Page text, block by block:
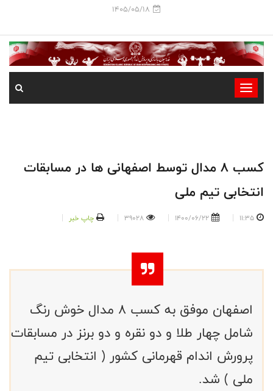
1405/05/18
-
-
-
کسب 8 مدال توسط اصفهانی ها در مسابقات
انتخابی تیم ملی
11:35
1400/06/22
39028 چاپ خبر
اصفهان موفق به کسب ۸ مدال خوش رنگ
شامل چهار طلا و دو نقره و دو برنز در مسابقات
پرورش اندام قهرمانی کشور ( انتخابی تیم
ملی ) شد.